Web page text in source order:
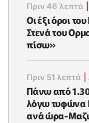
Πριν 46 λεπτά
Οι έξι όροι
Στενά του
πίσω»
Πριν 51 λεπτά |
Πάνω από
λόγω τυφώνα
ανά ώρα-